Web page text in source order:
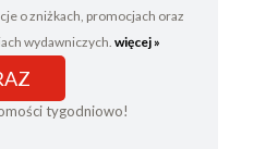
o zniżkach, promocjach oraz
wydawniczych. więcej »
tygodniowo!